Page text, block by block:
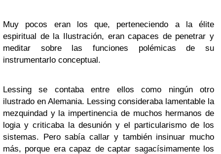
Muy pocos eran los que, perteneciendo a la élite
espiritual de la Ilustración, eran capaces de penetrar y
meditar sobre las funciones polémicas de su
instrumentarlo conceptual.
Lessing se contaba entre ellos como ningún otro
ilustrado en Alemania. Lessing consideraba lamentable la
mezquindad y la impertinencia de muchos hermanos de
logia y criticaba la desunión y el particularismo de los
sistemas. Pero sabía callar y también insinuar mucho
más, porque era capaz de captar sagacísimamente los